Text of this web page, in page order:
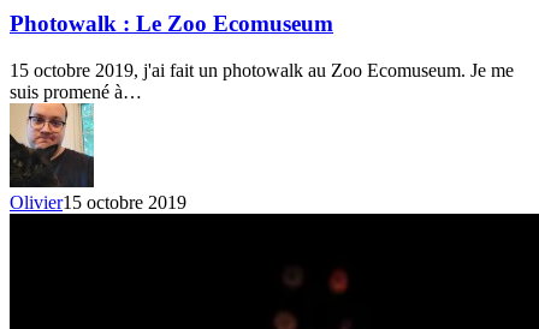
Le
Ecomuseum
Photowalk : Le Zoo Ecomuseum
15 octobre 2019, j'ai fait un photowalk au Zoo Ecomuseum. Je me
suis promené à…
Olivier15 octobre 2019